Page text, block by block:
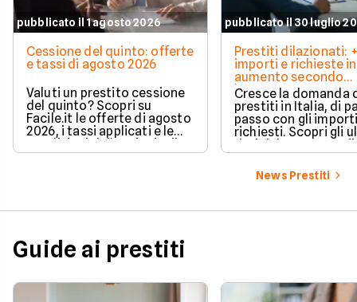
pubblicato il 1 agosto 2026
Cessione del quinto: offerte
e tassi di agosto 2026
Valuti un prestito cessione
del quinto? Scopri su
Facile.it le offerte di agosto
2026, i tassi applicati e le
condizioni delle principali
soluzioni disponibili.
pubblicato il 30 luglio
Prestiti dilazionati:
importi e richieste in
aumento secondo
barometro CRIF
Cresce la domanda
prestiti in Italia, di
passo con gli
richiesti. Scopri gli
dati del CRIF su
News Prestiti
Guide ai prestiti